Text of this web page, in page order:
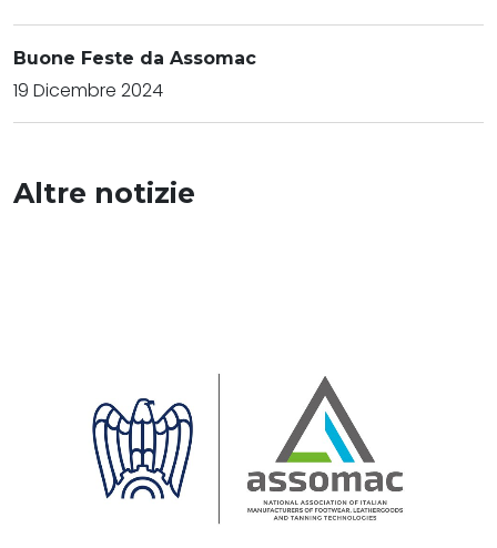
Buone Feste da Assomac
19 Dicembre 2024
Altre notizie